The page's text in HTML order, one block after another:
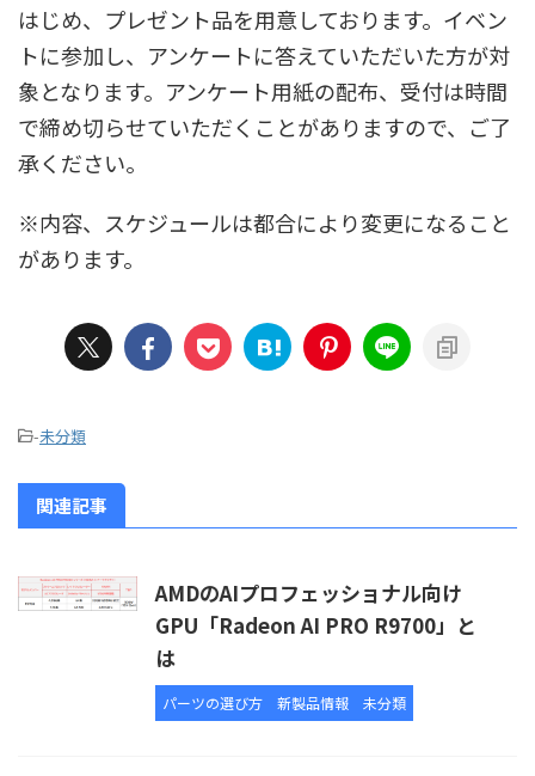
はじめ、プレゼント品を用意しております。イベン
トに参加し、アンケートに答えていただいた方が対
象となります。アンケート用紙の配布、受付は時間
で締め切らせていただくことがありますので、ご了
承ください。
※内容、スケジュールは都合により変更になること
があります。
-未分類
関連記事
AMDのAIプロフェッショナル向け
GPU「Radeon AI PRO R9700」と
は
パーツの選び方 新製品情報 未分類